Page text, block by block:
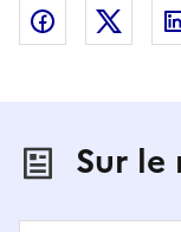
Partager
Sur le